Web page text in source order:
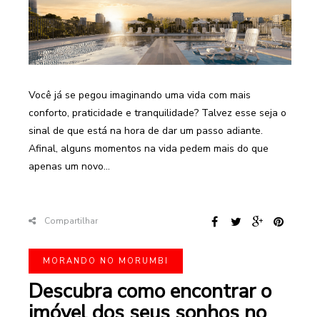
Você já se pegou imaginando uma vida com mais
conforto, praticidade e tranquilidade? Talvez esse seja o
sinal de que está na hora de dar um passo adiante.
Afinal, alguns momentos na vida pedem mais do que
apenas um novo...
Compartilhar
MORANDO NO MORUMBI
Descubra como encontrar o